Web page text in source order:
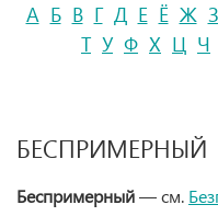
А Б В Г Д Е Ё Ж З
Т У Ф Х Ц Ч
БЕСПРИМЕРНЫЙ
Беспримерный— см.